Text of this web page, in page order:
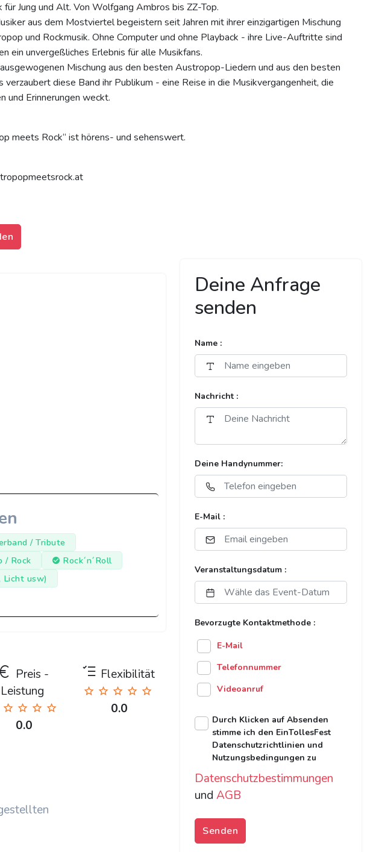
für Jung und Alt. Von Wolfgang Ambros bis ZZ-Top.
aus dem Mostviertel begeistern seit Jahren mit ihrer einzigartigen Mischung
und Rockmusik. Ohne Computer und ohne Playback - ihre Live-Auftritte sind
ein unvergeßliches Erlebnis für alle Musikfans.
Mischung aus den besten Austropop-Liedern und aus den besten
verzaubert diese Band ihr Publikum - eine Reise in die Musikvergangenheit, die
und Erinnerungen weckt.
meets Rock“ ist hörens- und sehenswert.
/ Tribute
/ Rock
Rock´n´Roll
Licht usw)
Preis -
Leistung
0.0
Flexibilität
0.0
Deine Anfrage
senden
Name :
Nachricht :
Deine Handynummer:
E-Mail :
Veranstaltungsdatum :
Bevorzugte Kontaktmethode :
E-Mail
Telefonnummer
Videoanruf
Durch Klicken auf Absenden
stimme ich den EinTollesFest
Datenschutzrichtlinien und
Nutzungsbedingungen zu
Datenschutzbestimmungen
und AGB
Senden